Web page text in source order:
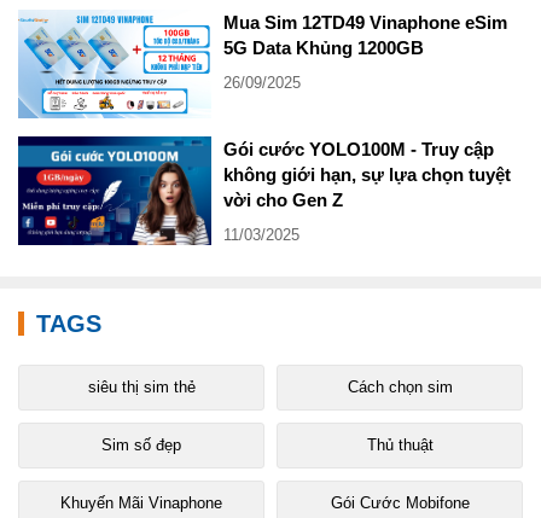
Mua Sim 12TD49 Vinaphone eSim
5G Data Khủng 1200GB
26/09/2025
Gói cước YOLO100M - Truy cập
không giới hạn, sự lựa chọn tuyệt
vời cho Gen Z
11/03/2025
TAGS
siêu thị sim thẻ Cách chọn sim
Sim số đẹp Thủ thuật
Khuyến Mãi Vinaphone Gói Cước Mobifone